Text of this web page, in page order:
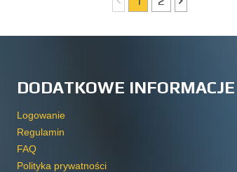
DODATKOWE INFORMACJE
Logowanie
Regulamin
FAQ
Polityka prywatności